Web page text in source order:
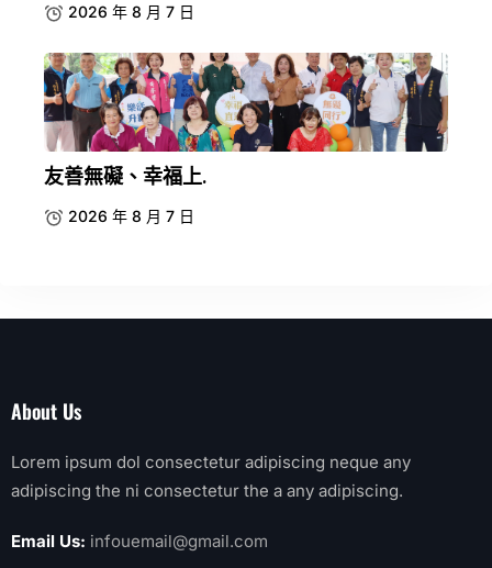
2026 年 8 月 7 日
友善無礙、幸福上.
2026 年 8 月 7 日
About Us
Lorem ipsum dol consectetur adipiscing neque any
adipiscing the ni consectetur the a any adipiscing.
Email Us: infouemail@gmail.com